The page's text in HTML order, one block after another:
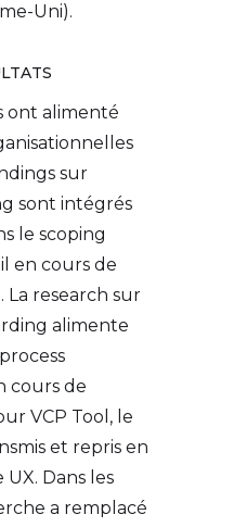
Uni).
ont alimenté
sur
sont intégrés
le scoping
en cours de
research sur
alimente
cours de
VCP Tool, le
et repris en
Dans les
a remplacé